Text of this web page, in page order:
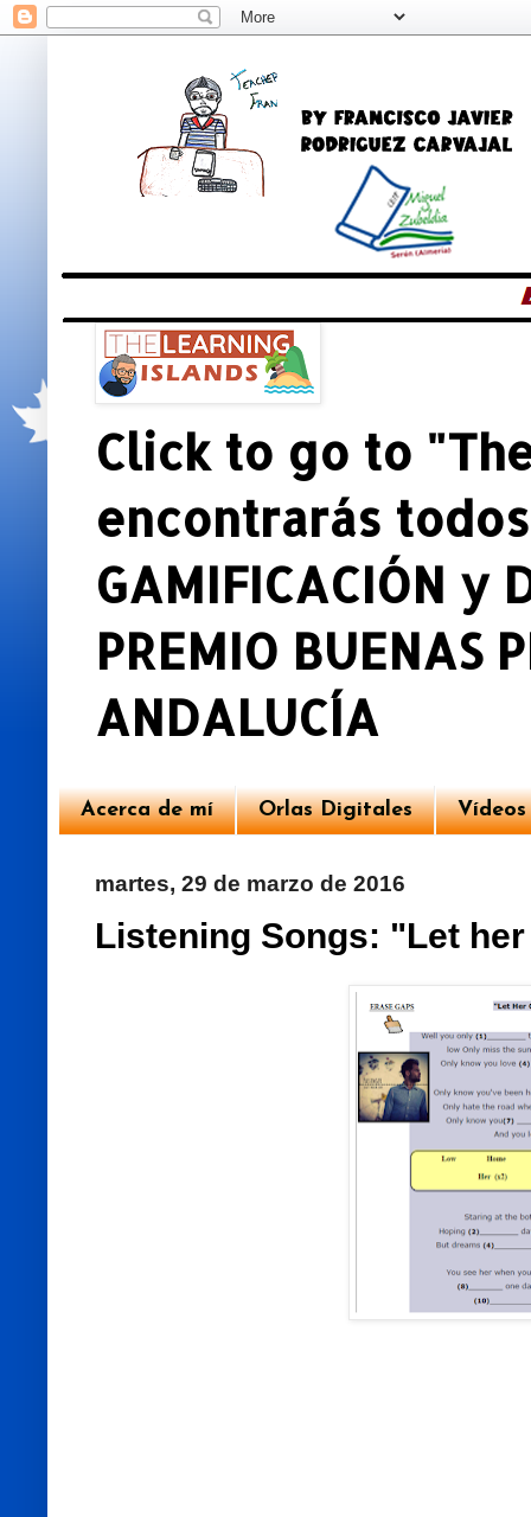
Click to go to
encontrarás
GAMIFICACIÓN y
PREMIO BUENAS
ANDALUCÍA
Acerca de mí Orlas Digitales Vídeos
martes, 29 de marzo de 2016
Listening Songs: "Let